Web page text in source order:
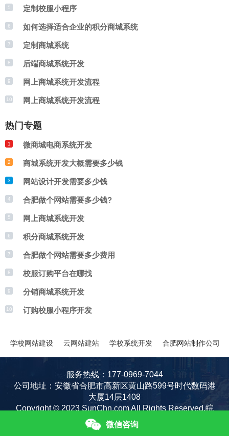
用户可以轻松定制专属订制校服，小程序界
5 定制校服小程序
6 如何选择适合企业的积分商城系统
7 定制商城系统
8 后端商城系统开发
9 网上商城系统开发流程
10 网上商城系统开发流程
热门专题
1 微商城电商系统开发
2 商城系统开发大概需要多少钱
3 网站设计开发需要多少钱
4 合肥做个网站需要多少钱?
5 网上商城系统开发
6 积分商城系统开发
7 合肥做个网站需要多少费用
8 校服订购平台在哪找
9 分销商城系统开发
10 订购校服小程序开发
微信咨询
学校网站建设 云网站建站 学校系统开发 合肥网站制作公司
服务热线：177-0969-7044
公司地址：安徽省合肥市高新区黄山路599号时代数码港
大厦14层1408
Copyright © 2023 SunChn.com All Rights Reserved.皖
ICP备08103054号-19